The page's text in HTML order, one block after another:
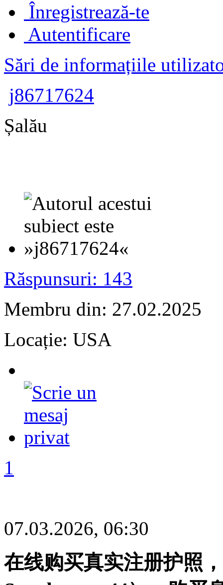
Înregistrează-te
Autentificare
Sări de informațiile
j86717624
Șalău
Răspunsuri: 143
Membru din: 27.02.2025
Locație: USA
1
07.03.2026, 06:30
在线购买真实注册护照